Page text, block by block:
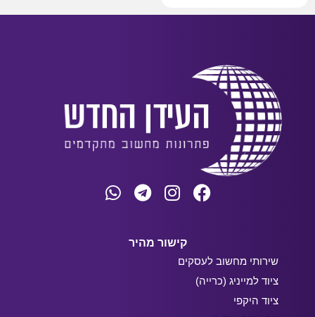
קישור מהיר
שירותי מחשוב לעסקים
ציוד למייניג (כרייה)
ציוד היקפי